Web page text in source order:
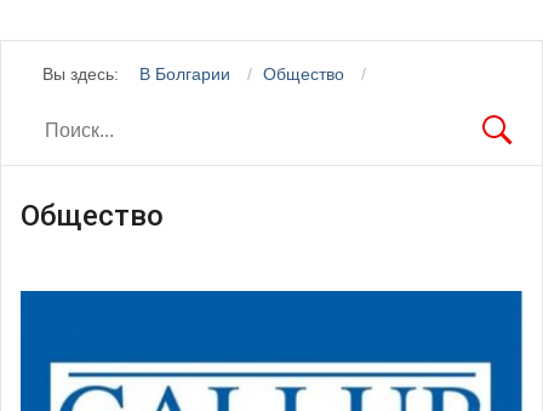
Вы здесь: В Болгарии Общество
Общество